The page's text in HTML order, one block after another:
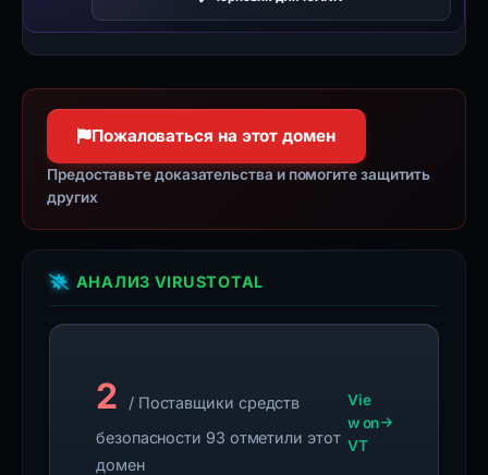
Пожаловаться на этот домен
Предоставьте доказательства и помогите защитить
других
АНАЛИЗ VIRUSTOTAL
2
/ Поставщики средств
безопасности 93 отметили этот
домен
Vie
w on
VT